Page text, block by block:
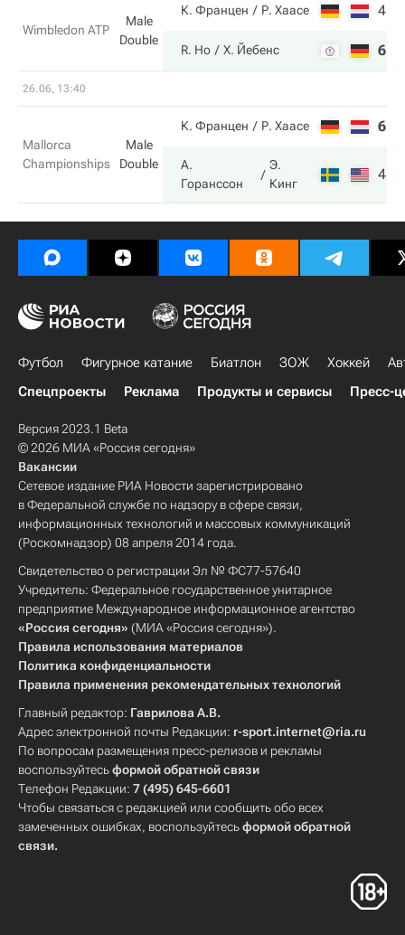
Wimbledon ATP
Male
Double
К. Францен Р. Хаасе 4
R. Ho Х. Йебенс 6
26.06, 13:40
Mallorca
Championships
Male
Double
К. Францен Р. Хаасе 6
А.
Горанссон
Э.
Кинг
4
Футбол Фигурное катание Биатлон ЗОЖ Хоккей
Спецпроекты
Реклама Продукты и сервисы Пресс-
Версия 2023.1 Beta
© 2026 МИА «Россия сегодня»
Вакансии
Сетевое издание РИА Новости зарегистрировано
в Федеральной службе по надзору в сфере связи,
информационных технологий и массовых коммуникаций
(Роскомнадзор) 08 апреля 2014 года.
Свидетельство о регистрации Эл № ФС77-57640
Учредитель: Федеральное государственное унитарное
предприятие Международное информационное агентство
«Россия сегодня» (МИА «Россия сегодня»).
Правила использования материалов
Политика конфиденциальности
Правила применения рекомендательных технологий
Главный редактор: Гаврилова А.В.
Адрес электронной почты Редакции: r-sport.internet@ria.ru
По вопросам размещения пресс-релизов и рекламы
воспользуйтесьформой обратной связи
Телефон Редакции: 7 (495) 645-6601
Чтобы связаться с редакцией или сообщить обо всех
замеченных ошибках, воспользуйтесьформой обратной
связи.